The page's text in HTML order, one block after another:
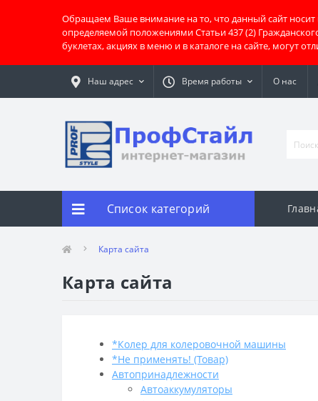
Обращаем Ваше внимание на то, что данный сайт
определяемой положениями Статьи 437 (2)
буклетах, акциях в меню и в каталоге на сайте, могут
Наш адрес Время работы О нас
Список категорий
Карта сайта
Карта сайта
*Колер для колеровочной машины
*Не применять! (Товар)
Автопринадлежности
Автоаккумуляторы